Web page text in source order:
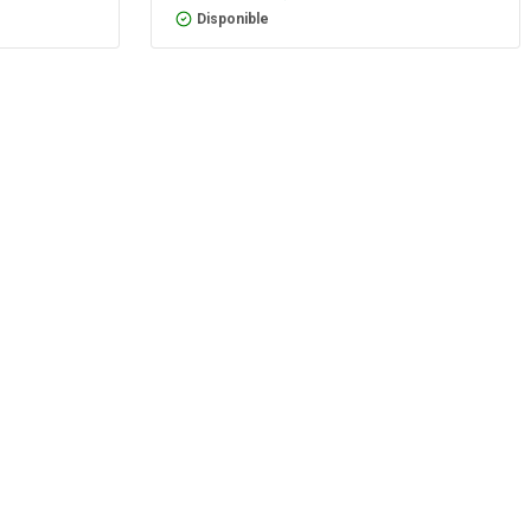
Disponible